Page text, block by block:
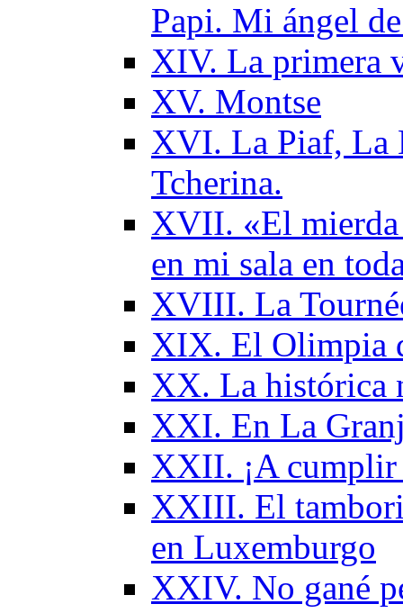
Papi. Mi ángel
XIV. La primera
XV. Montse
XVI. La Piaf, La
Tcherina.
XVII. «El mierda
en mi sala en
XVIII. La
XIX. El Olimpia
XX. La histórica
XXI. En La
XXII. ¡A cumplir
XXIII. El
en Luxemburgo
XXIV. No gané